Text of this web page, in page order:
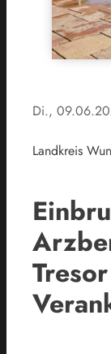
Di.,
Landkreis